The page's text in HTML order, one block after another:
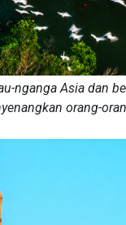
nganga Asia dan
orang-